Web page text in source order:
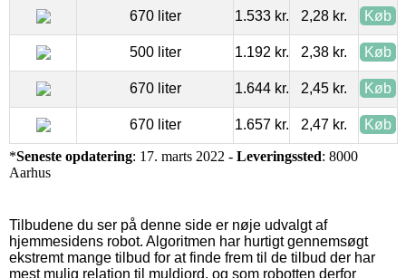
670 liter 1.533 kr. 2,28 kr. Køb
500 liter 1.192 kr. 2,38 kr. Køb
670 liter 1.644 kr. 2,45 kr. Køb
670 liter 1.657 kr. 2,47 kr. Køb
*Seneste opdatering: 17. marts 2022 - Leveringssted: 8000
Aarhus
Tilbudene du ser på denne side er nøje udvalgt af
hjemmesidens robot. Algoritmen har hurtigt gennemsøgt
ekstremt mange tilbud for at finde frem til de tilbud der har
mest mulig relation til muldjord, og som robotten derfor